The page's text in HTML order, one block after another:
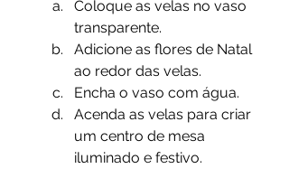
Coloque as velas no vaso
transparente.
Adicione as flores de Natal
ao redor das velas.
Encha o vaso com água.
Acenda as velas para criar
um centro de mesa
iluminado e festivo.